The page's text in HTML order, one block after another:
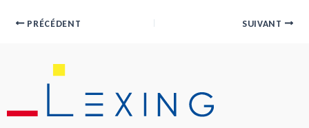
PRÉCÉDENT SUIVANT